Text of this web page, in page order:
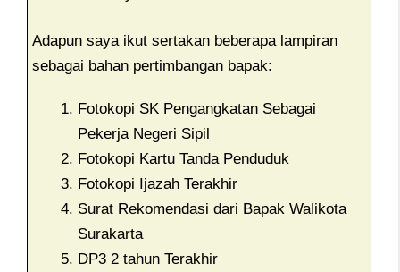
Adapun saya ikut sertakan beberapa lampiran
sebagai bahan pertimbangan bapak:
Fotokopi SK Pengangkatan Sebagai
Pekerja Negeri Sipil
Fotokopi Kartu Tanda Penduduk
Fotokopi Ijazah Terakhir
Surat Rekomendasi dari Bapak Walikota
Surakarta
DP3 2 tahun Terakhir